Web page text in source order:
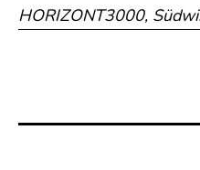
HORIZONT3000,